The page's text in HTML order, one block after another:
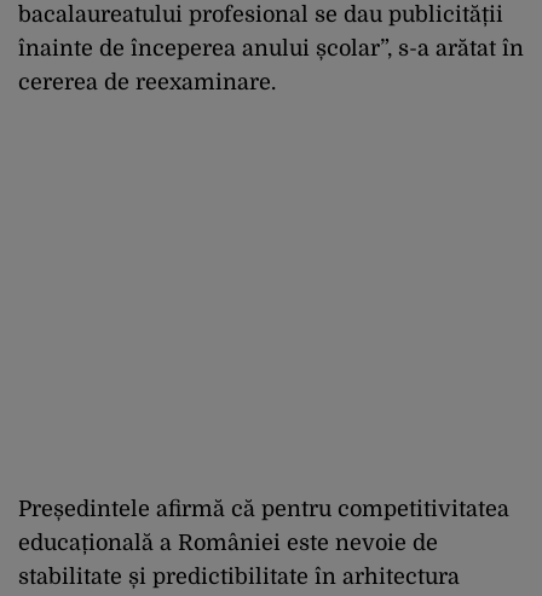
bacalaureatului profesional se dau publicității
înainte de începerea anului școlar”, s-a arătat în
cererea de reexaminare.
Președintele afirmă că pentru competitivitatea
educațională a României este nevoie de
stabilitate și predictibilitate în arhitectura